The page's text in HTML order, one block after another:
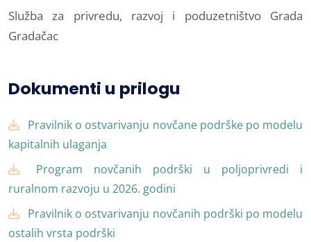
Služba za privredu, razvoj i poduzetništvo Grada
Gradačac
Dokumenti u prilogu
Pravilnik o ostvarivanju novčane podrške po modelu
kapitalnih ulaganja
Program novčanih podrški u poljoprivredi i
ruralnom razvoju u 2026. godini
Pravilnik o ostvarivanju novčanih podrški po modelu
ostalih vrsta podrški